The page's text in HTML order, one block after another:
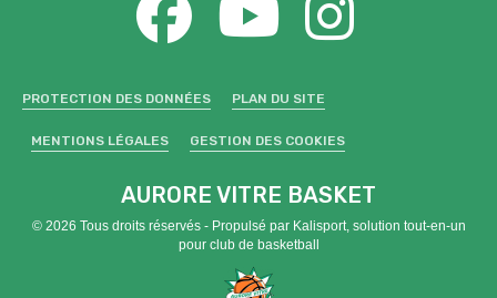
PROTECTION DES DONNÉES PLAN DU SITE
MENTIONS LÉGALES GESTION DES COOKIES
AURORE VITRE BASKET
© 2026 Tous droits réservés - Propulsé par Kalisport, solution tout-en-un
pour club de basketball